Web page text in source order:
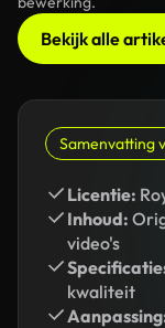
Bekijk alle
Samenvatting
Licentie:
Inhoud:
video's
kwaliteit